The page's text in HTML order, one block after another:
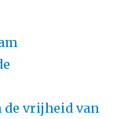
de vrijheid van